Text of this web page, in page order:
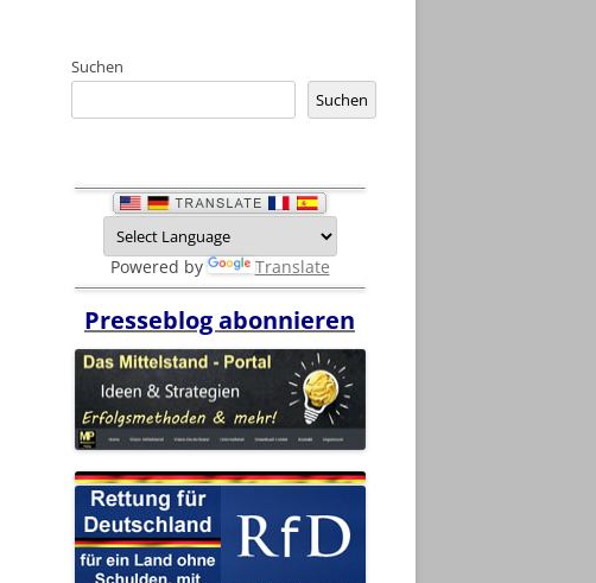
Suchen
Suchen
Powered by Translate
Presseblog abonnieren